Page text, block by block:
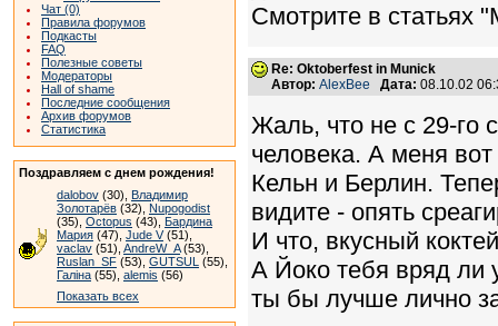
Чат (0)
Правила форумов
Подкасты
FAQ
Полезные советы
Модераторы
Hall of shame
Последние сообщения
Архив форумов
Статистика
Поздравляем с днем рождения!
dalobov (30), Владимир
Золотарёв (32), Nupogodist
(35), Octopus (43), Бардина
Мария (47), Jude V(51),
vaclav (51), AndreW_A(53),
Ruslan_SF (53), GUTSUL (55),
Галіна (55), alemis (56)
Показать всех
Смотрите в
Re: Oktoberfest in Munick
Автор: AlexBee Дата: 08.10.02
Жаль, что не с 29-го
человека. А меня
Кельн и Берлин.
видите - опять
И что, вкусный
А Йоко тебя вряд ли
ты бы лучше лично